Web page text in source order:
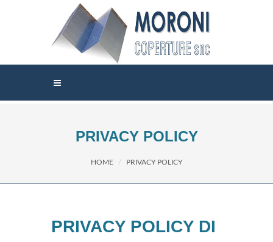
PRIVACY POLICY
HOME PRIVACY POLICY
PRIVACY POLICY DI